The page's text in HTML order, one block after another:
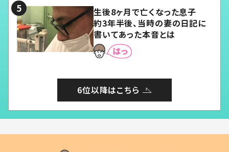
生後8ヶ月で亡くなった息子
約3年半後、当時の妻の日記に
書いてあった本音とは
6位以降はこちら